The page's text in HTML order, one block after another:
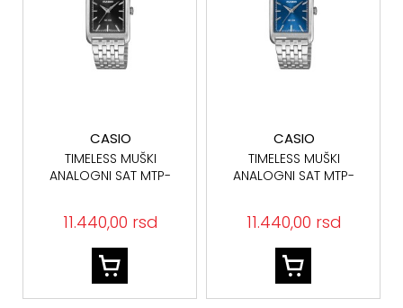
CASIO
TIMELESS MUŠKI
ANALOGNI SAT MTP-
11.440,00 rsd
CASIO
TIMELESS MUŠKI
ANALOGNI SAT MTP-
11.440,00 rsd